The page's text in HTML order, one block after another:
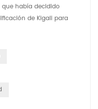
había decidido
de Kigali para